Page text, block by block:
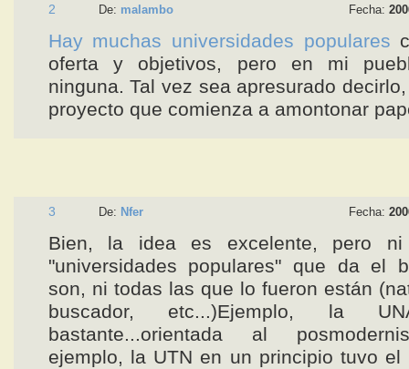
2 De: malambo Fecha:
Hay muchas universidades populares
oferta y objetivos, pero en mi
ninguna. Tal vez sea apresurado
proyecto que comienza a amontonar
3 De: Nfer Fecha:
Bien, la idea es excelente, pero
"universidades populares" que da el
son, ni todas las que lo fueron están
buscador, etc...)Ejemplo, la
bastante...orientada al
ejemplo, la UTN en un principio tuvo el